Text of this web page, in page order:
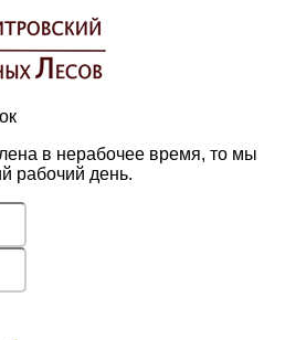
в нерабочее время, то мы
рабочий день.